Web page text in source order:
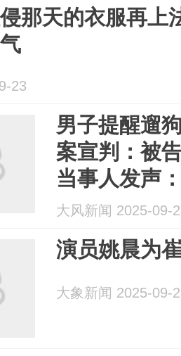
那天的衣服再上
23
男子提醒遛
案宣判：被
当事人发声
民事诉讼索
大风新闻 2025-09-
演员姚晨为
大象新闻 2025-09-